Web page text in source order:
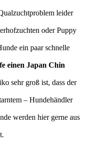
leider
oder Puppy
ein paar schnelle
einen Japan Chin
sehr groß ist, dass der
– Hundehändler
werden hier gerne aus